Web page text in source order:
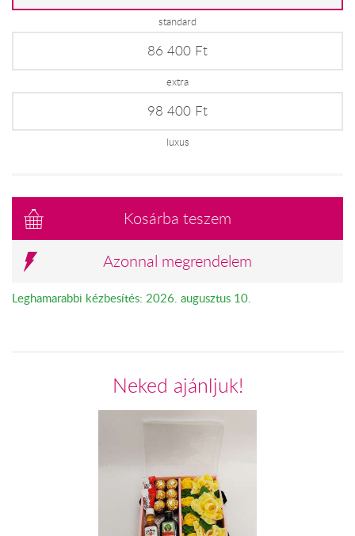
standard
86 400 Ft
extra
98 400 Ft
luxus
Kosárba teszem
Azonnal megrendelem
Leghamarabbi kézbesítés: 2026. augusztus 10.
Neked ajánljuk!